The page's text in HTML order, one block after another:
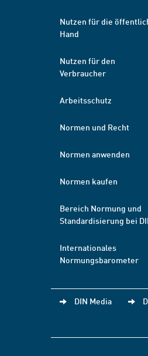
Nutzen für die
Hand
Nutzen für den
Verbraucher
Arbeitsschutz
Normen und Recht
Normen anwenden
Normen kaufen
Bereich Normung und
Standardisierung bei
Internationales
Normungsbarometer
DIN Media